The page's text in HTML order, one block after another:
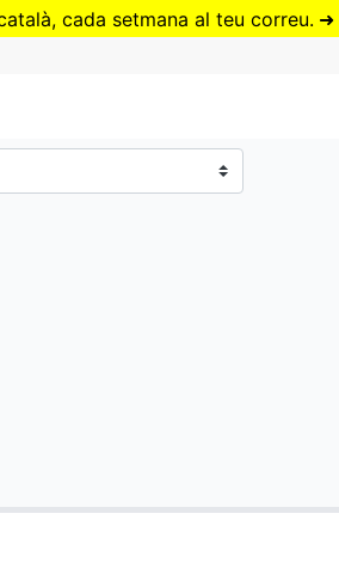
Vés
cada setmana al teu correu. ➜